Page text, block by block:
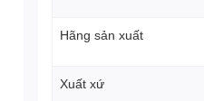
Hãng sản xuất
Xuất xứ